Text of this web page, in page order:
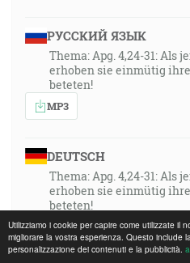
Utilizziamo i cookie per capire come utilizzate il
migliorare la vostra esperienza. Questo include
personalizzazione dei contenuti e la pubblicità.
РУССКИЙ ЯЗЫК
Thema: Apg. 4,24-31: Als
erhoben sie einmütig
beteten!
MP3
DEUTSCH
Thema: Apg. 4,24-31: Als
erhoben sie einmütig
beteten!
MP3